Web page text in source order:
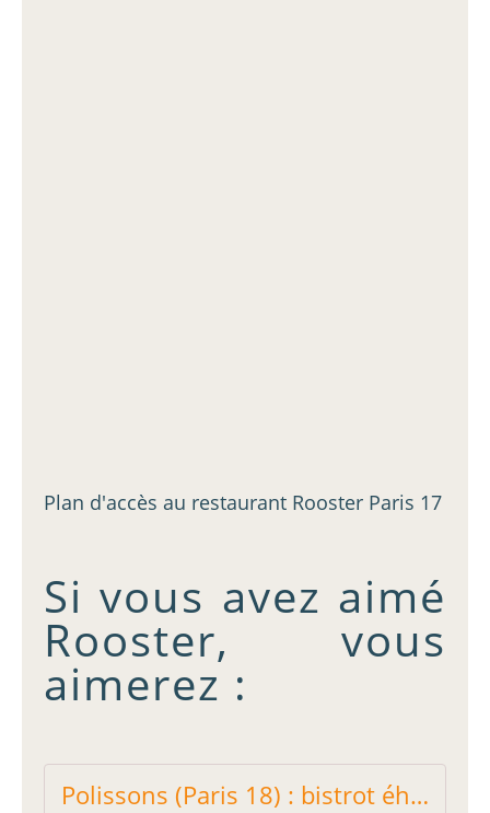
Plan d'accès au restaurant Rooster Paris 17
Si vous avez aimé
Rooster, vous
aimerez :
Polissons (Paris 18) : bistrot éhontément bon - Restos sur le Grill - Blog critique des restaurants de Paris indépendant !